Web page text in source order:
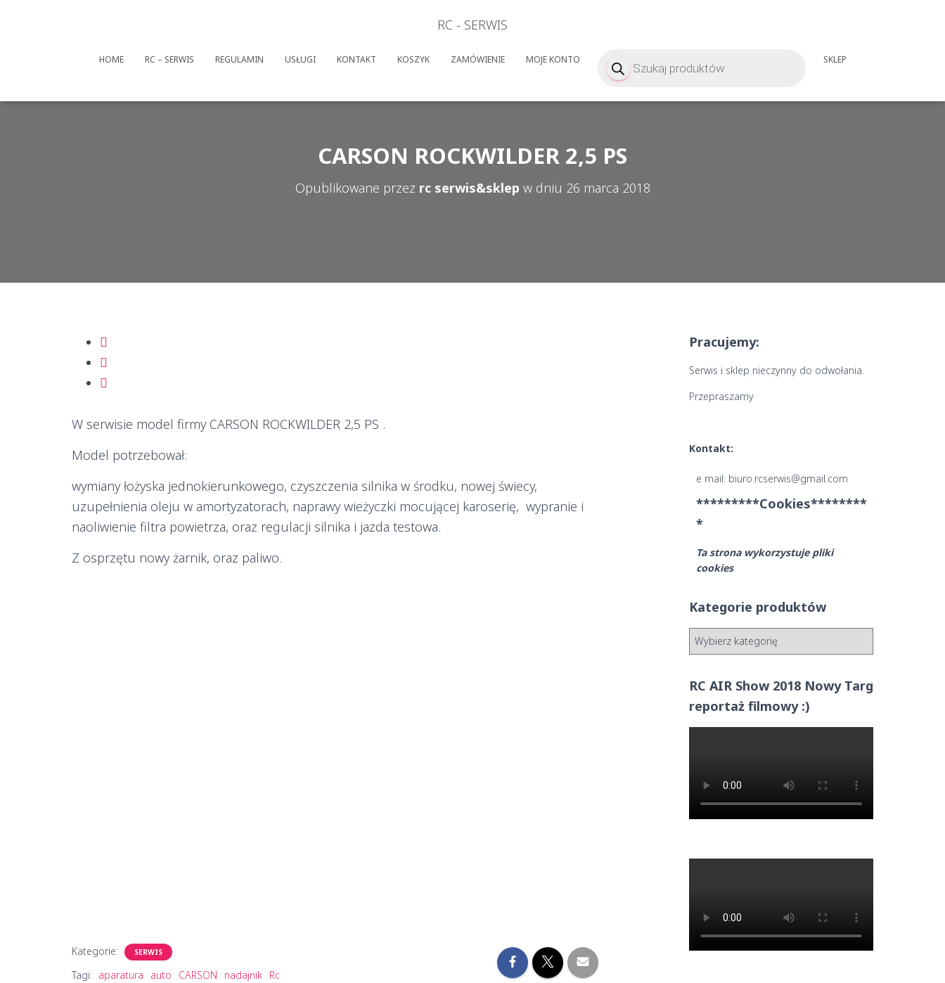
RC - SERWIS
HOME RC – SERWIS REGULAMIN USŁUGI KONTAKT KOSZYK ZAMÓWIENIE MOJE KONTO produktów SKLEP
CARSON ROCKWILDER 2,5 PS
Opublikowane przez rc serwis&sklep w dniu 26 marca 2018
W serwisie model firmy CARSON ROCKWILDER 2,5 PS .
Model potrzebował:
wymiany łożyska jednokierunkowego, czyszczenia silnika w środku, nowej świecy,
uzupełnienia oleju w amortyzatorach, naprawy wieżyczki mocującej karoserię, wypranie i
naoliwienie filtra powietrza, oraz regulacji silnika i jazda testowa.
Z osprzętu nowy żarnik, oraz paliwo.
Kategorie: SERWIS
Tagi: aparatura auto CARSON nadajnik Rc
Pracujemy:
Serwis i sklep nieczynny do odwołania.
Przepraszamy
Kontakt:
e mail: biuro.rcserwis@gmail.com
*********Cookies********
*
Ta strona wykorzystuje pliki
cookies.
Kategorie produktów
RC AIR Show 2018 Nowy Targ
reportaż filmowy :)